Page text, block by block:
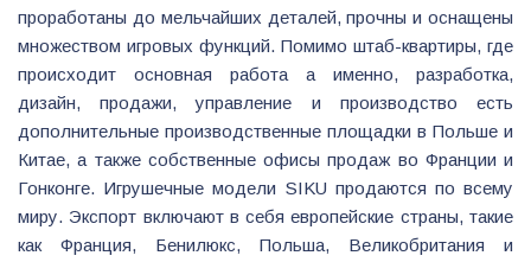
проработаны до мельчайших деталей, прочны и оснащены
множеством игровых функций. Помимо штаб-квартиры, где
происходит основная работа а именно, разработка,
дизайн, продажи, управление и производство есть
дополнительные производственные площадки в Польше и
Китае, а также собственные офисы продаж во Франции и
Гонконге. Игрушечные модели SIKU продаются по всему
миру. Экспорт включают в себя европейские страны, такие
как Франция, Бенилюкс, Польша, Великобритания и